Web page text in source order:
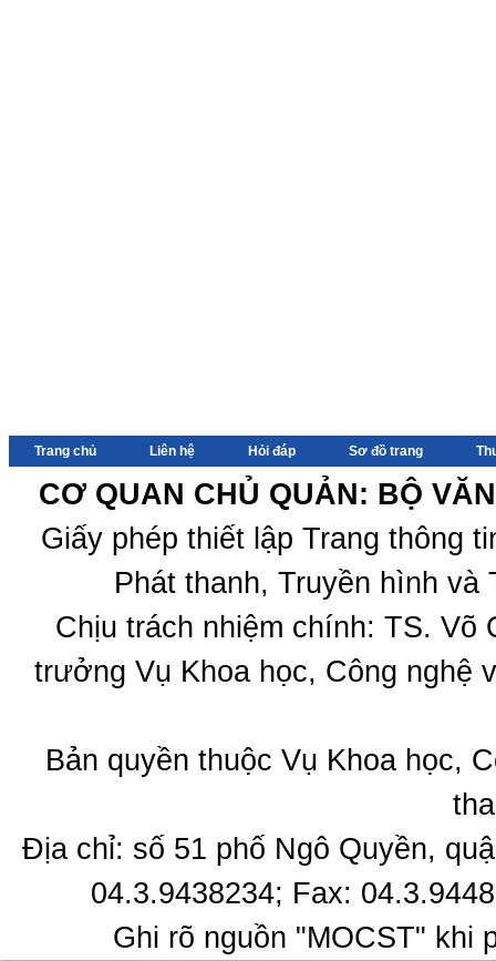
Trang chủ Liên hệ Hỏi đáp Sơ đồ trang
CƠ QUAN CHỦ QUẢN: BỘ
Giấy phép thiết lập Trang thông
Phát thanh, Truyền hình
Chịu trách nhiệm chính: TS.
trưởng Vụ Khoa học, Công nghệ
Bản quyền thuộc Vụ Khoa học,
Địa chỉ: số 51 phố Ngô Quyền,
04.3.9438234; Fax:
Ghi rõ nguồn "MOCST" khi